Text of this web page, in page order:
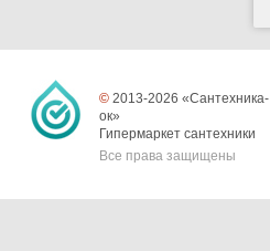
© 2013-2026 «Сантехника-
ок»
Гипермаркет сантехники
Все права защищены